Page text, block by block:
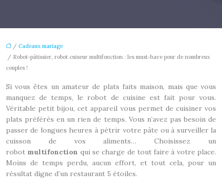
/ Cadeaux mariage
/ Robot-pâtissier, robot cuiseur multifonction : les must-have pour de nombreux
couples !
Si vous êtes un amateur de plats faits maison, mais que vous
manquez de temps, le robot de cuisine est fait pour vous.
Véritable petit bijou, cet appareil vous permet de cuisiner vos
plats préférés en un rien de temps. Vous n’avez pas besoin de
passer de longues heures à pétrir votre pâte ou à surveiller la
cuisson de vos aliments… Choisissez un
robot multifonction qui se charge de tout faire à votre place.
Moins de temps perdu, aucun effort, et tout cela, pour un
résultat digne d’un restaurant 5 étoiles.